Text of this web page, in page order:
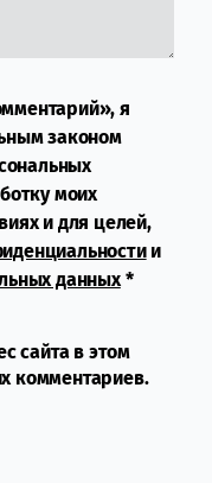
я
законом
моих
и для целей,
и
данных*
сайта в этом
комментариев.